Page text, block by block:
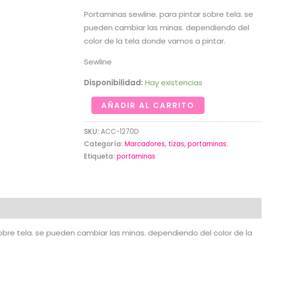
Portaminas sewline. para pintar sobre tela. se
pueden cambiar las minas. dependiendo del
color de la tela donde vamos a pintar.
Sewline
Disponibilidad: Hay existencias
Portaminas
sewline
con
minas
de
cantidad
AÑADIR AL CARRITO
SKU: ACC-1270D
Categoría: Marcadores, tizas, portaminas.
Etiqueta: portaminas
tela. se pueden cambiar las minas. dependiendo del color de la